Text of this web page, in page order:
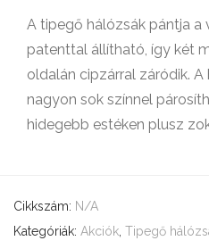
A tipegő hálózsák pántja a
patenttal állítható, így két
oldalán cipzárral záródik.
nagyon sok színnel
hidegebb estéken plusz
Cikkszám: N/A
Kategóriák: Akciók Tipegő